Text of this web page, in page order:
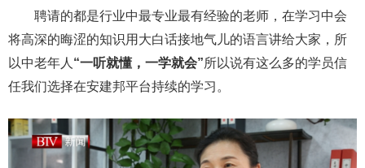
聘请的都是行业中最专业最有经验的老师，在学习中会
将高深的晦涩的知识用大白话接地气儿的语言讲给大家，所
以中老年人 “一听就懂，一学就会”所以说有这么多的学员信
任我们选择在安建邦平台持续的学习。